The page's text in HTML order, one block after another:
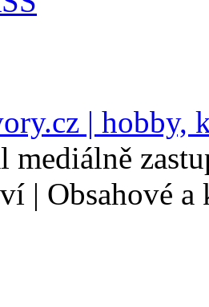
| hobby,
mediálně
| Obsahové